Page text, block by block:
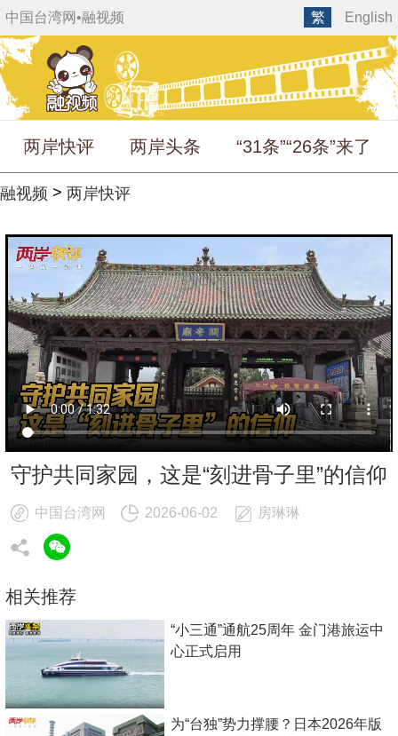
中国台湾网•融视频 English
繁
两岸快评 两岸头条 “31条”“26条”来了
融视频 > 两岸快评
相关推荐
“小三通”通航25周年 金门港旅运中
心正式启用
为“台独”势力撑腰？日本2026年版
守护共同家园，这是“刻进骨子里”的信仰
中国台湾网 2026-06-02 房琳琳